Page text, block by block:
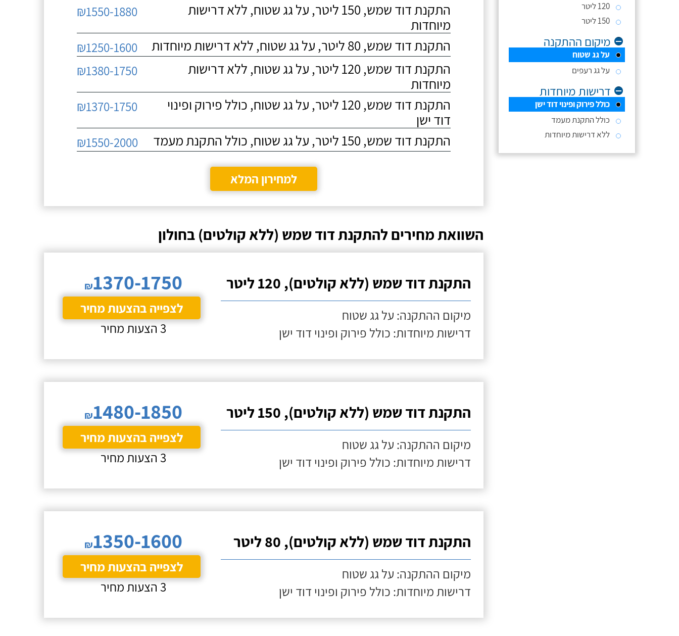
120 ליטר
150 ליטר
מיקום ההתקנה
על גג שטוח
על גג רעפים
דרישות מיוחדות
כולל פירוק ופינוי דוד ישן
כולל התקנת מעמד
ללא דרישות מיוחדות
התקנת דוד שמש, 150 ליטר, על גג שטוח, ללא דרישות
מיוחדות
₪1550-1880
התקנת דוד שמש, 80 ליטר, על גג שטוח, ללא דרישות מיוחדות ₪1250-1600
התקנת דוד שמש, 120 ליטר, על גג שטוח, ללא דרישות
מיוחדות
₪1380-1750
התקנת דוד שמש, 120 ליטר, על גג שטוח, כולל פירוק ופינוי
דוד ישן
₪1370-1750
התקנת דוד שמש, 150 ליטר, על גג שטוח, כולל התקנת מעמד ₪1550-2000
למחירון המלא
השוואת מחירים להתקנת דוד שמש (ללא קולטים) בחולון
התקנת דוד שמש (ללא קולטים), 120 ליטר
מיקום ההתקנה: על גג שטוח
דרישות מיוחדות: כולל פירוק ופינוי דוד ישן
₪1370-1750
לצפייה בהצעות מחיר
3 הצעות מחיר
התקנת דוד שמש (ללא קולטים), 150 ליטר
מיקום ההתקנה: על גג שטוח
דרישות מיוחדות: כולל פירוק ופינוי דוד ישן
₪1480-1850
לצפייה בהצעות מחיר
3 הצעות מחיר
התקנת דוד שמש (ללא קולטים), 80 ליטר
מיקום ההתקנה: על גג שטוח
דרישות מיוחדות: כולל פירוק ופינוי דוד ישן
₪1350-1600
לצפייה בהצעות מחיר
3 הצעות מחיר